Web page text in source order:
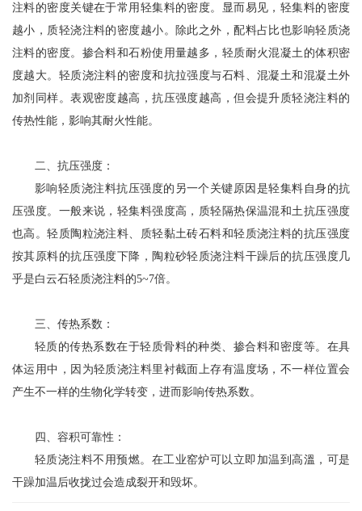
注料的密度关键在于常用轻集料的密度。显而易见，轻集料的密度
越小，质轻浇注料的密度越小。除此之外，配料占比也影响轻质浇
注料的密度。掺合料和石粉使用量越多， 轻质耐火混凝土的体积密
度越大。轻质浇注料的密度和抗拉强度与石料、混凝土和混凝土外
加剂同样。表观密度越高，抗压强度越高，但会提升质轻浇注料的
传热性能，影响其耐火性能。
二、抗压强度：
影响轻质浇注料抗压强度的另一个关键原因是轻集料自身的抗
压强度。一般来说，轻集料强度高，质轻隔热保温混和土抗压强度
也高。轻质陶粒浇注料、质轻黏土砖石料和轻质浇注料的抗压强度
按其原料的抗压强度下降，陶粒砂轻质浇注料干躁后的抗压强度几
乎是白云石轻质浇注料的5~7倍。
三、传热系数：
轻质的传热系数在于轻质骨料的种类、掺合料和密度等。在具
体运用中，因为轻质浇注料里衬截面上存有温度场，不一样位置会
产生不一样的生物化学转变，进而影响传热系数。
四、容积可靠性：
轻质浇注料不用预燃。在工业窑炉可以立即加温到高溫，可是
干躁加温后收拢过会造成裂开和毁坏。